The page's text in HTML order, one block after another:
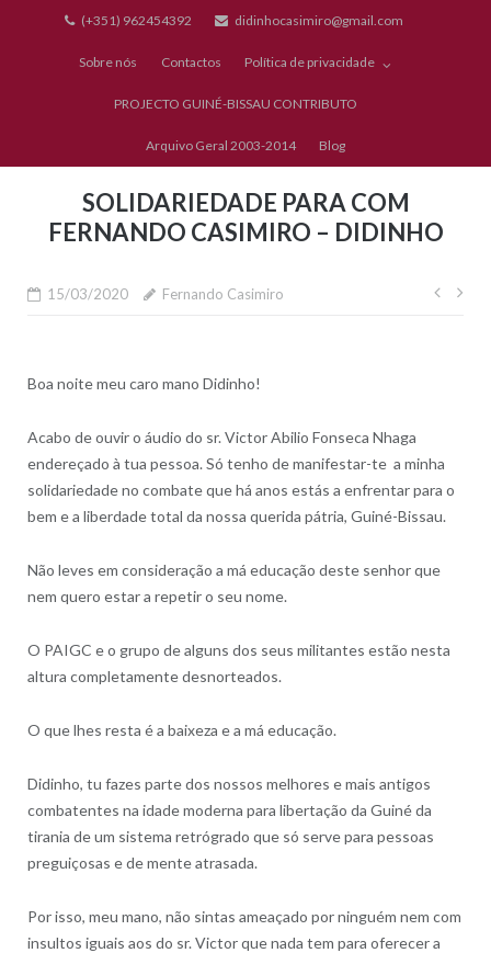
(+351) 962454392 didinhocasimiro@gmail.com
Sobre nós Contactos Política de privacidade
PROJECTO GUINÉ-BISSAU CONTRIBUTO
Arquivo Geral 2003-2014 Blog
SOLIDARIEDADE PARA COM
FERNANDO CASIMIRO – DIDINHO
15/03/2020 Fernando Casimiro
Boa noite meu caro mano Didinho!
Acabo de ouvir o áudio do sr. Victor Abilio Fonseca Nhaga
endereçado à tua pessoa. Só tenho de manifestar-te a minha
solidariedade no combate que há anos estás a enfrentar para o
bem e a liberdade total da nossa querida pátria, Guiné-Bissau.
Não leves em consideração a má educação deste senhor que
nem quero estar a repetir o seu nome.
O PAIGC e o grupo de alguns dos seus militantes estão nesta
altura completamente desnorteados.
O que lhes resta é a baixeza e a má educação.
Didinho, tu fazes parte dos nossos melhores e mais antigos
combatentes na idade moderna para libertação da Guiné da
tirania de um sistema retrógrado que só serve para pessoas
preguiçosas e de mente atrasada.
Por isso, meu mano, não sintas ameaçado por ninguém nem com
insultos iguais aos do sr. Victor que nada tem para oferecer a